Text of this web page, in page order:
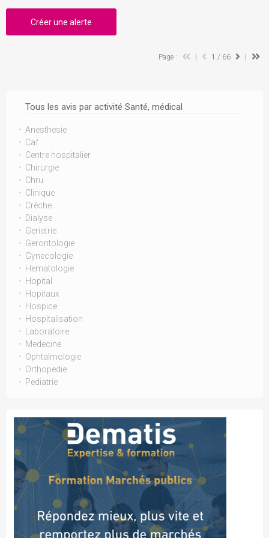
Tous les avis par activité Santé, médical
Anesthesie
Caf
Centre hospitalier
Chirurgie
Chru
Clinique
Crèche
Dialyse
Geriatrie
Gerontologie
Gynecologie
Hematologie
Hopital
Hopitaux
Hospice
Hospitalisation
Laboratoire
Medecine
Ophtalmologie
Orthopedie
Pediatrie
Créer une alerte
Page : 1 / 66